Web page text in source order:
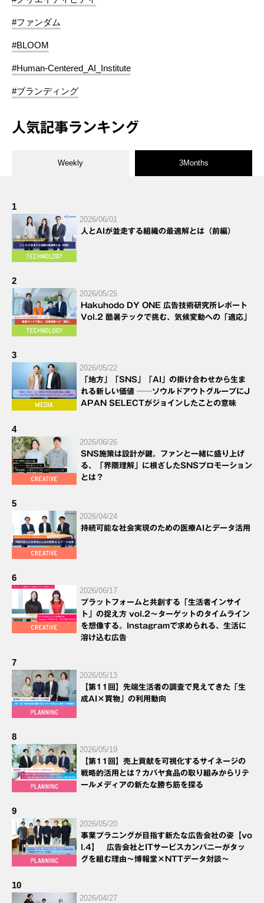
#ファンダム
#BLOOM
#Human-Centered_AI_Institute
#ブランディング
人気記事ランキング
Weekly 3Months
1
2026/06/01
人とAIが並走する組織の最適解とは（前編）
2
2026/05/25
Hakuhodo DY ONE 広告技術研究所レポート
Vol.2 酷暑テックで挑む、気候変動への「適応」
3
2026/05/22
「地方」「SNS」「AI」の掛け合わせから生ま
れる新しい価値 ──ソウルドアウトグループにJ
APAN SELECTがジョインしたことの意味
4
2026/06/26
SNS施策は設計が鍵。ファンと一緒に盛り上げ
る、「界隈理解」に根ざしたSNSプロモーション
とは？
5
2026/04/24
持続可能な社会実現のための医療AIとデータ活用
6
2026/06/17
プラットフォームと共創する「生活者インサイ
ト」の捉え方 vol.2～ターゲットのタイムライン
を想像する。Instagramで求められる、生活に
溶け込む広告
7
2026/05/13
【第11回】先端生活者の調査で見えてきた「生
成AI×買物」の利用動向
8
2026/05/19
【第11回】売上貢献を可視化するサイネージの
戦略的活用とは？カバヤ食品の取り組みからリテ
ールメディアの新たな勝ち筋を探る
9
2026/05/20
事業プラニングが目指す新たな広告会社の姿【vo
l.4】 広告会社とITサービスカンパニーがタッ
グを組む理由～博報堂×NTTデータ対談～
10
2026/04/27